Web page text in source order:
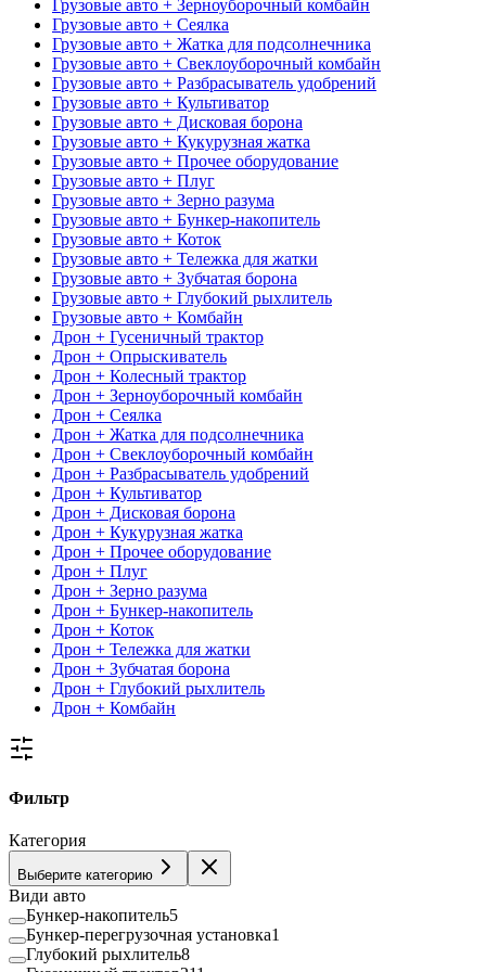
Грузовые авто + Зерноуборочный комбайн
Грузовые авто + Сеялка
Грузовые авто + Жатка для подсолнечника
Грузовые авто + Свеклоуборочный комбайн
Грузовые авто + Разбрасыватель удобрений
Грузовые авто + Культиватор
Грузовые авто + Дисковая борона
Грузовые авто + Кукурузная жатка
Грузовые авто + Прочее оборудование
Грузовые авто + Плуг
Грузовые авто + Зерно разума
Грузовые авто + Бункер-накопитель
Грузовые авто + Коток
Грузовые авто + Тележка для жатки
Грузовые авто + Зубчатая борона
Грузовые авто + Глубокий рыхлитель
Грузовые авто + Комбайн
Дрон + Гусеничный трактор
Дрон + Опрыскиватель
Дрон + Колесный трактор
Дрон + Зерноуборочный комбайн
Дрон + Сеялка
Дрон + Жатка для подсолнечника
Дрон + Свеклоуборочный комбайн
Дрон + Разбрасыватель удобрений
Дрон + Культиватор
Дрон + Дисковая борона
Дрон + Кукурузная жатка
Дрон + Прочее оборудование
Дрон + Плуг
Дрон + Зерно разума
Дрон + Бункер-накопитель
Дрон + Коток
Дрон + Тележка для жатки
Дрон + Зубчатая борона
Дрон + Глубокий рыхлитель
Дрон + Комбайн
Фильтр
Категория
Выберите категорию
Види авто
Бункер-накопитель5
Бункер-перегрузочная установка1
Глубокий рыхлитель8